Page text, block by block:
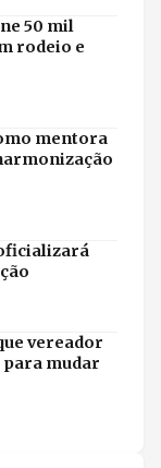
50 mil
rodeio e
mentora
vereador
mudar